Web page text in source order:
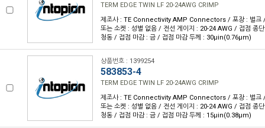
TERM EDGE TWIN LF 20-24AWG CRIMP
제조사 : TE Connectivity AMP Connectors / 포장 : 벌크
또는 소켓 : 성별 없음 / 전선 게이지 : 20-24 AWG / 접점 종
청동 / 접점 마감 : 금 / 접점 마감 두께 : 30µin(0.76µm)
상품번호 : 1399254
583853-4
TERM EDGE TWIN LF 20-24AWG CRIMP
제조사 : TE Connectivity AMP Connectors / 포장 : 벌크
또는 소켓 : 성별 없음 / 전선 게이지 : 20-24 AWG / 접점 종
청동 / 접점 마감 : 금 / 접점 마감 두께 : 15µin(0.38µm)